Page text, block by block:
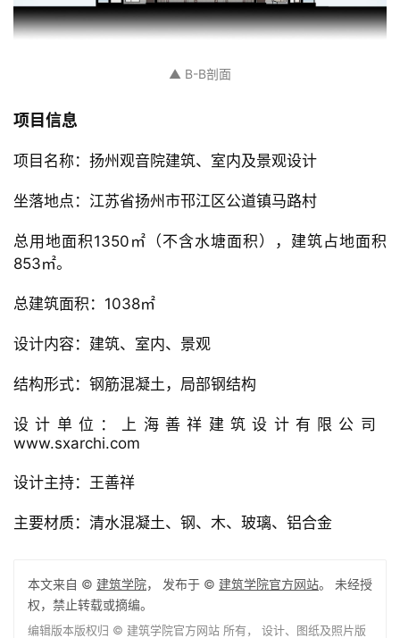
▲ B-B剖面
项目信息
项目名称：扬州观音院建筑、室内及景观设计
坐落地点：江苏省扬州市邗江区公道镇马路村
总用地面积1350㎡（不含水塘面积），建筑占地面积
853㎡。
总建筑面积：1038㎡
设计内容：建筑、室内、景观
结构形式：钢筋混凝土，局部钢结构
设计单位：上海善祥建筑设计有限公司
www.sxarchi.com
设计主持：王善祥
主要材质：清水混凝土、钢、木、玻璃、铝合金
本文来自 © 建筑学院， 发布于 © 建筑学院官方网站。 未经授
权，禁止转载或摘编。
编辑版本版权归 © 建筑学院官方网站 所有， 设计、图纸及照片版